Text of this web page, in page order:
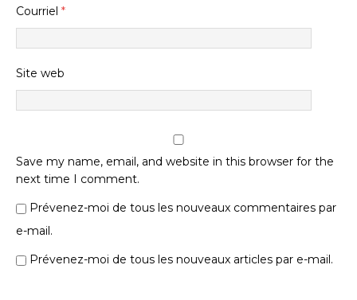
Courriel *
Site web
Save my name, email, and website in this browser for the
next time I comment.
Prévenez-moi de tous les nouveaux commentaires par
e-mail.
Prévenez-moi de tous les nouveaux articles par e-mail.